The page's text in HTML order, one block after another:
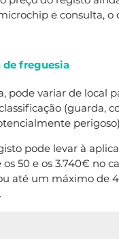
e consulta,
de freguesia
pode variar de local
(guarda,
pode levar à
50 e os 3.740€ no
até um máximo de